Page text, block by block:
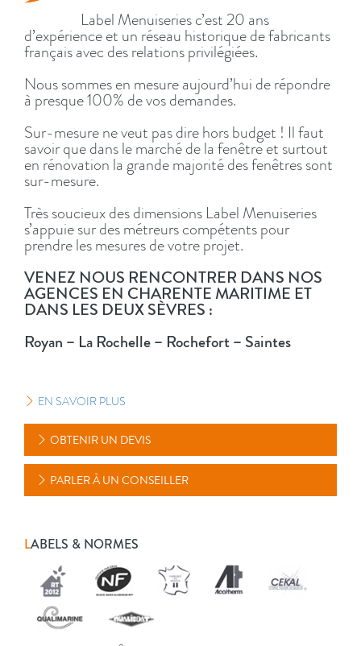
Label Menuiseries c’est 20 ans
d’expérience et un réseau historique de fabricants
français avec des relations privilégiées.
Nous sommes en mesure aujourd’hui de répondre
à presque 100% de vos demandes.
Sur-mesure ne veut pas dire hors budget ! Il faut
savoir que dans le marché de la fenêtre et surtout
en rénovation la grande majorité des fenêtres sont
sur-mesure.
Très soucieux des dimensions Label Menuiseries
s’appuie sur des métreurs compétents pour
prendre les mesures de votre projet.
VENEZ NOUS RENCONTRER DANS NOS
AGENCES EN CHARENTE MARITIME ET
DANS LES DEUX SÈVRES :
Royan – La Rochelle – Rochefort – Saintes
EN SAVOIR PLUS
OBTENIR UN DEVIS
PARLER À UN CONSEILLER
LABELS & NORMES